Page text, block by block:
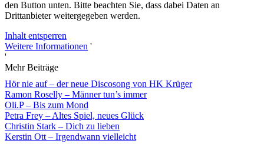
den Button unten. Bitte beachten Sie, dass dabei Daten an
Drittanbieter weitergegeben werden.
Inhalt entsperren
Weitere Informationen '
'
Mehr Beiträge
Hör nie auf – der neue Discosong von HK Krüger
Ramon Roselly – Männer tun’s immer
Oli.P – Bis zum Mond
Petra Frey – Altes Spiel, neues Glück
Christin Stark – Dich zu lieben
Kerstin Ott – Irgendwann vielleicht